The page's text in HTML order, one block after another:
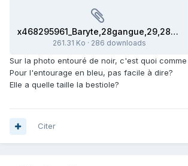
x468295961_Baryte,28gangue,29,282,29_LI.thumb.jpg.4012ba7e915bc5854745f818bfccc684.jpg.pagespeed.ic.pEvMCww94Z.webp
261.31 Ko · 286 downloads
Sur la photo entouré de noir, c'est quoi
Pour l'entourage en bleu, pas facile à dire?
Elle a quelle taille la bestiole?
Citer